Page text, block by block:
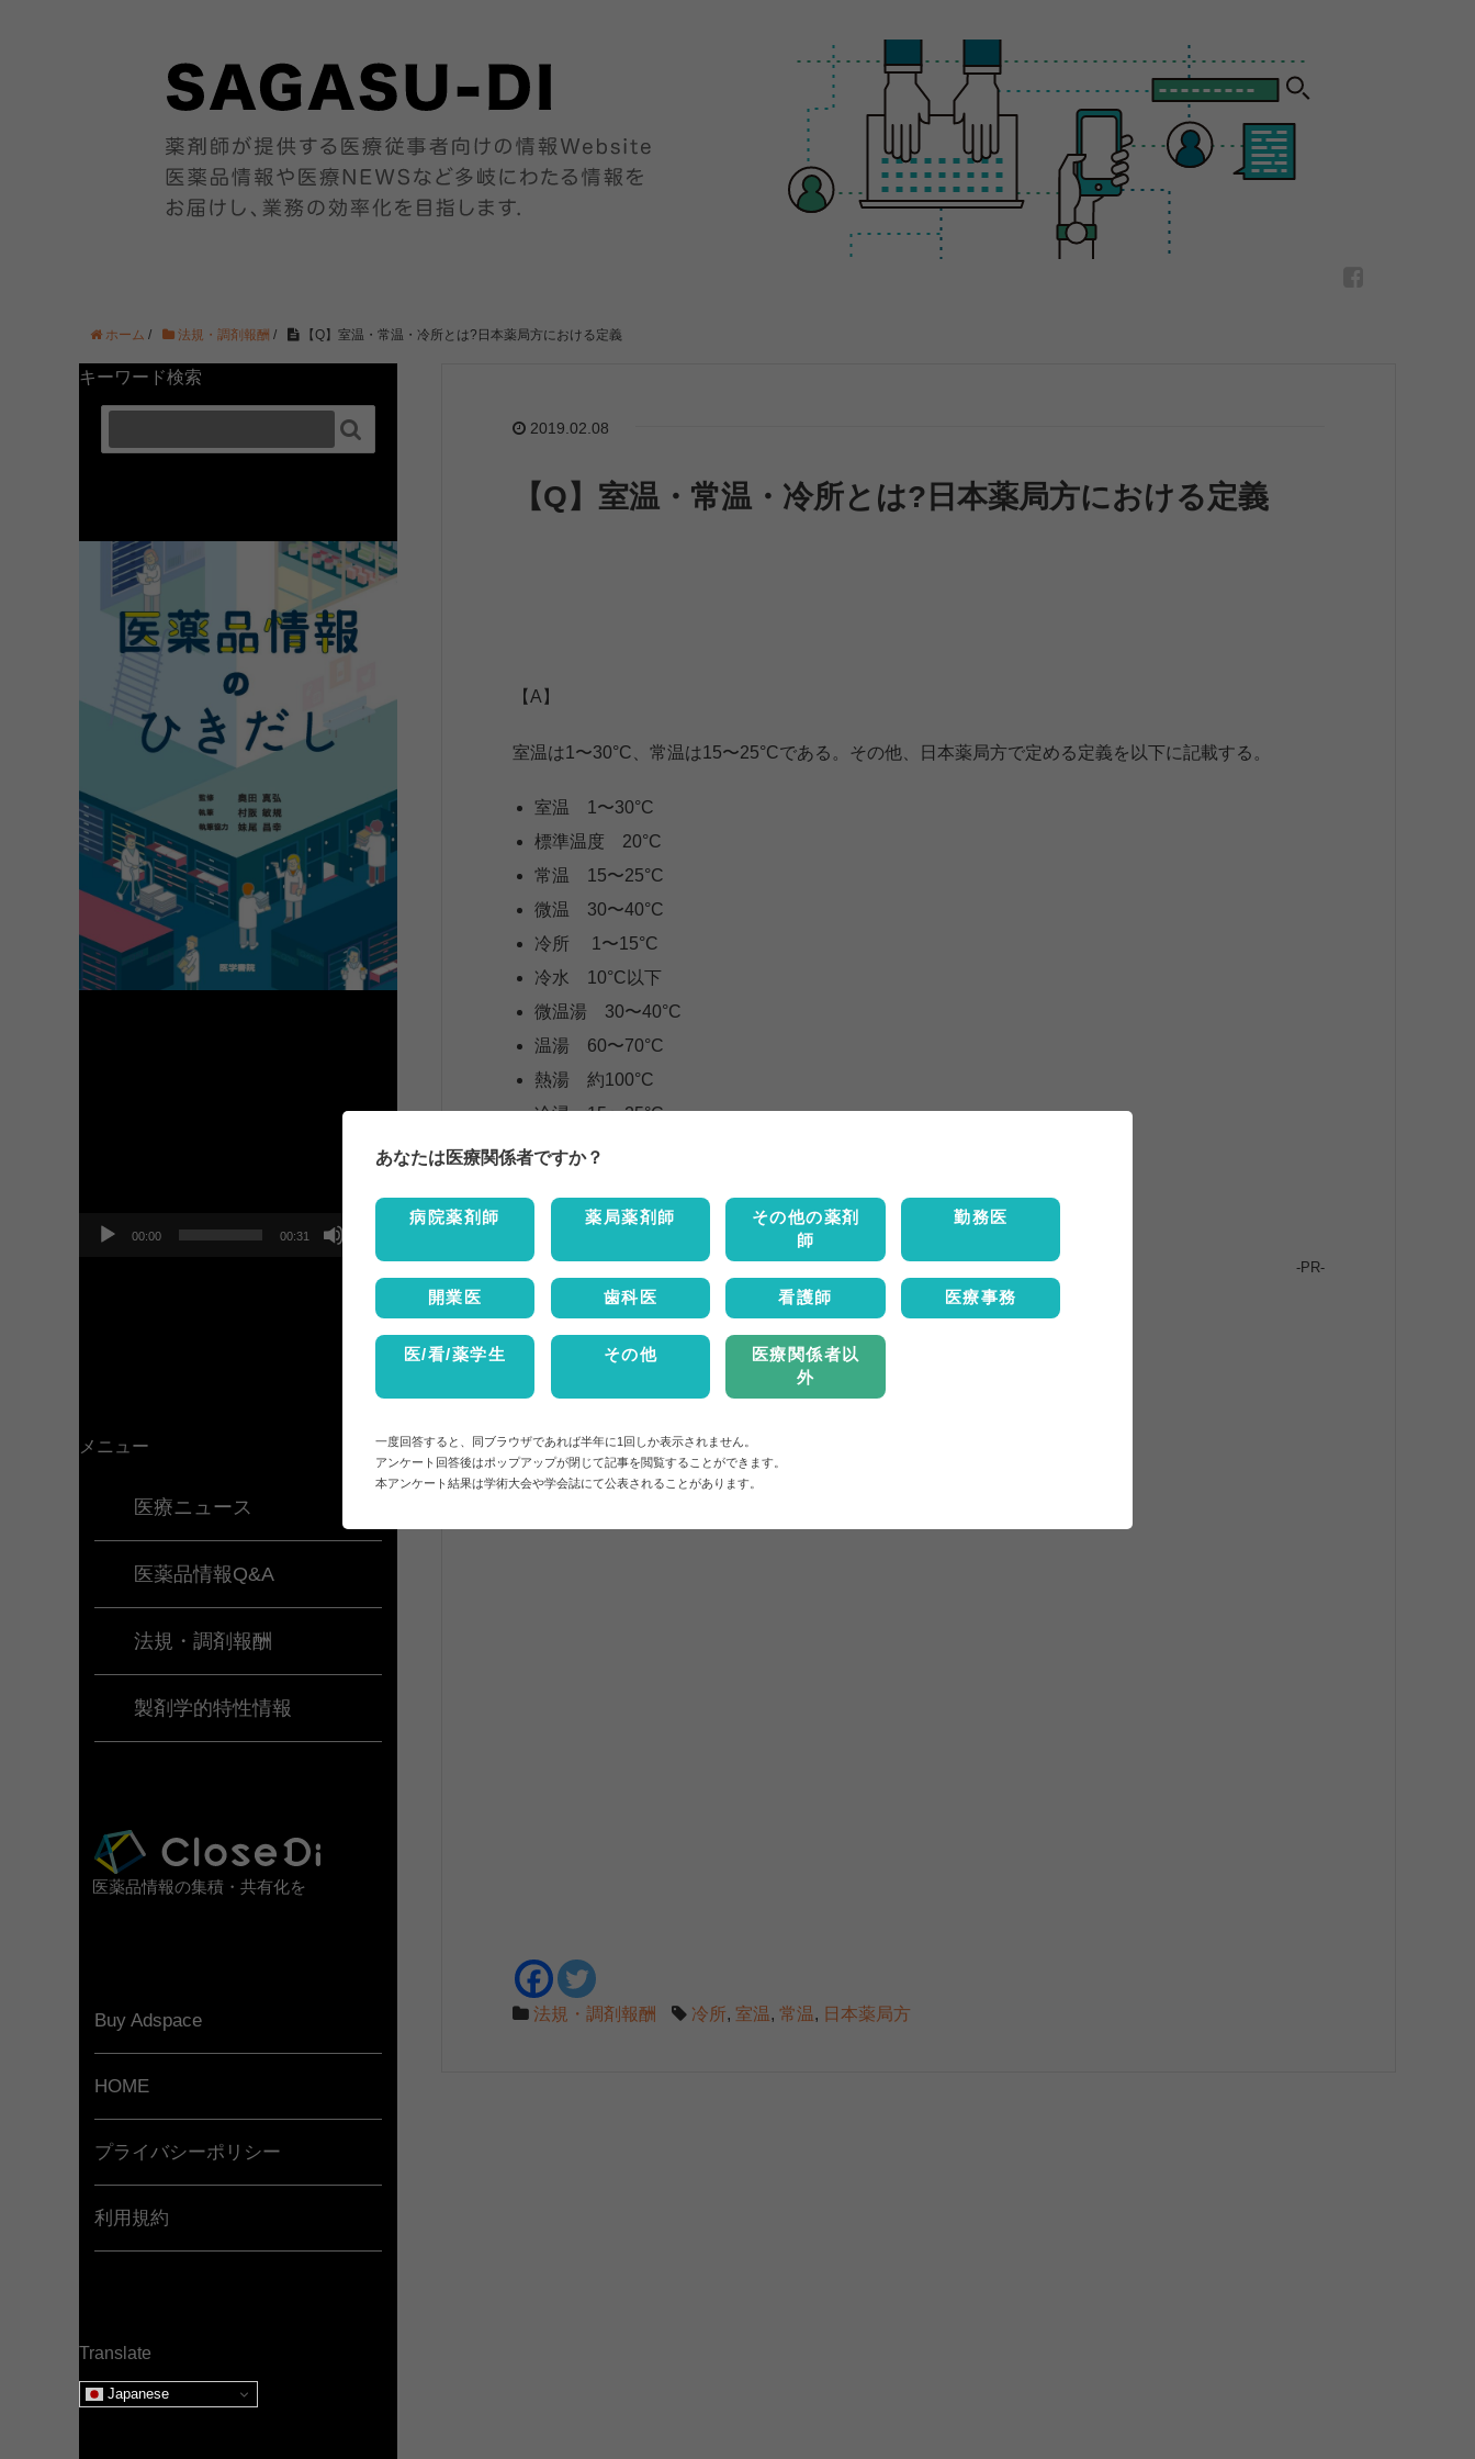
ホーム / 法規・調剤報酬 / 【Q】室温・常温・冷所とは?日本薬局方における定義
2019.02.08
【Q】室温・常温・冷所とは?日本薬局方における定義
【A】
室温は1〜30°C、常温は15〜25°Cである。その他、日本薬局方で定める定義を以下に記載する。
室温 1〜30°C
標準温度 20°C
常温 15〜25°C
微温 30〜40°C
冷所 1〜15°C
冷水 10°C以下
微温湯 30〜40°C
温湯 60〜70°C
熱湯 約100°C
冷浸 15〜25°C
温浸 35 〜45°C
-PR-
法規・調剤報酬 冷所, 室温, 常温, 日本薬局方
キーワード検索

00:00 00:31
メニュー
医療ニュース
医薬品情報Q&A
法規・調剤報酬
製剤学的特性情報
医薬品情報の集積・共有化を
Buy Adspace
HOME
プライバシーポリシー
利用規約
Translate
Japanese
あなたは医療関係者ですか？
病院薬剤師 薬局薬剤師
その他の薬剤
師
勤務医
開業医 歯科医 看護師 医療事務
医/看/薬学生 その他
医療関係者以
外
一度回答すると、同ブラウザであれば半年に1回しか表示されません。
アンケート回答後はポップアップが閉じて記事を閲覧することができます。
本アンケート結果は学術大会や学会誌にて公表されることがあります。